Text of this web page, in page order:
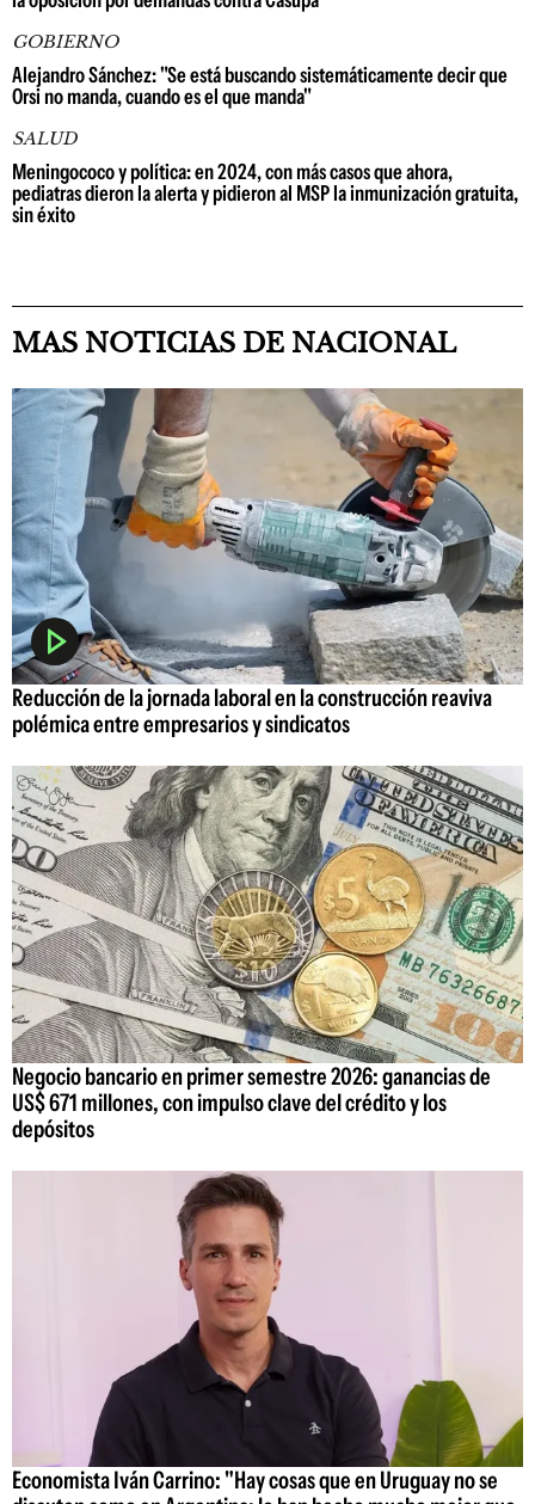
GOBIERNO
Alejandro Sánchez: "Se está buscando sistemáticamente decir que
Orsi no manda, cuando es el que manda"
SALUD
Meningococo y política: en 2024, con más casos que ahora,
pediatras dieron la alerta y pidieron al MSP la inmunización gratuita,
sin éxito
MAS NOTICIAS DE NACIONAL
Reducción de la jornada laboral en la construcción reaviva
polémica entre empresarios y sindicatos
Negocio bancario en primer semestre 2026: ganancias de
US$ 671 millones, con impulso clave del crédito y los
depósitos
Economista Iván Carrino: "Hay cosas que en Uruguay no se